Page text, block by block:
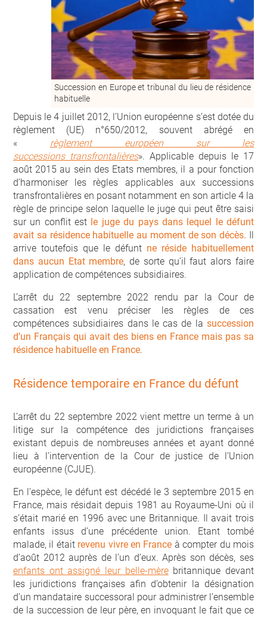
Succession en Europe et tribunal du lieu de résidence
habituelle
Depuis le 4 juillet 2012, l’Union européenne s’est dotée du
règlement (UE) n°650/2012, souvent abrégé en
« règlement européen sur les
successions transfrontalières». Applicable depuis le 17
août 2015 au sein des Etats membres, il a pour fonction
d’harmoniser les règles applicables aux successions
transfrontalières en posant notamment en son article 4 la
règle de principe selon laquelle le juge qui peut être saisi
sur un conflit est le juge du pays dans lequel le défunt
avait sa résidence habituelle au moment de son décès. Il
arrive toutefois que le défunt ne réside habituellement
dans aucun Etat membre, de sorte qu’il faut alors faire
application de compétences subsidiaires.
L’arrêt du 22 septembre 2022 rendu par la Cour de
cassation est venu préciser les règles de ces
compétences subsidiaires dans le cas de la succession
d’un Français qui avait des biens en France mais pas sa
résidence habituelle en France.
Résidence temporaire en France du défunt
L’arrêt du 22 septembre 2022 vient mettre un terme à un
litige sur la compétence des juridictions françaises
existant depuis de nombreuses années et ayant donné
lieu à l’intervention de la Cour de justice de l’Union
européenne (CJUE).
En l’espèce, le défunt est décédé le 3 septembre 2015 en
France, mais résidait depuis 1981 au Royaume-Uni où il
s’était marié en 1996 avec une Britannique. Il avait trois
enfants issus d’une précédente union. Etant tombé
malade, il était revenu vivre en France à compter du mois
d’août 2012 auprès de l’un d’eux. Après son décès, ses
enfants ont assigné leur belle-mèrebritannique devant
les juridictions françaises afin d’obtenir la désignation
d’un mandataire successoral pour administrer l’ensemble
de la succession de leur père, en invoquant le fait que ce